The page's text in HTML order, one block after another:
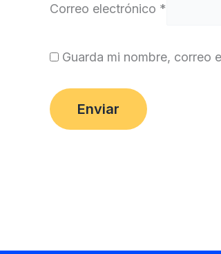
Correo electrónico *
Guarda mi nombre, correo